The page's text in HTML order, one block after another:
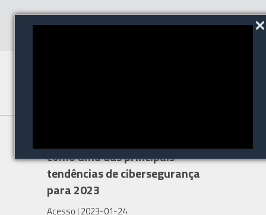
como uma das principais
tendências de cibersegurança
para 2023
Acesso | 2023-01-24